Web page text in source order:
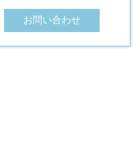
お問い合わせ